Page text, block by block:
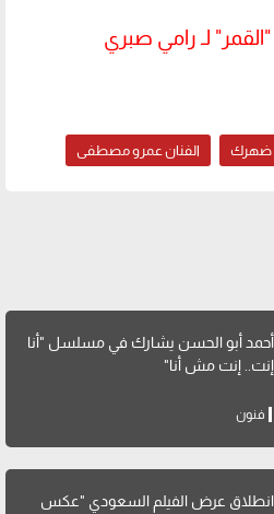
لـ رامي صبري
ضهرك الفنان عمرو مصطفى
أحمد أبو الحسن يشارك في مسلسل "أنا
إنت.. إنت مش أنا"
فنون
انطلاق عرض الفيلم السعودي "عكس